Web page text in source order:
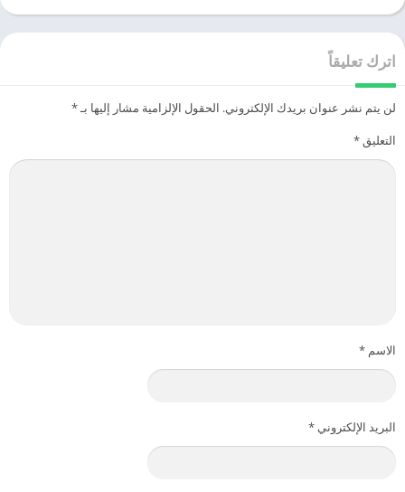
اترك تعليقاً
لن يتم نشر عنوان بريدك الإلكتروني. الحقول الإلزامية مشار إليها بـ*
التعليق*
الاسم *
البريد الإلكتروني *